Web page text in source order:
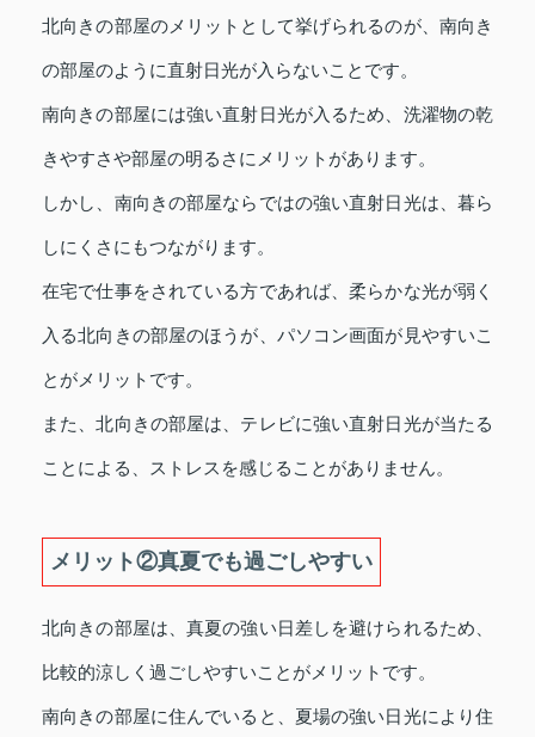
北向きの部屋のメリットとして挙げられるのが、南向き
の部屋のように直射日光が入らないことです。
南向きの部屋には強い直射日光が入るため、洗濯物の乾
きやすさや部屋の明るさにメリットがあります。
しかし、南向きの部屋ならではの強い直射日光は、暮ら
しにくさにもつながります。
在宅で仕事をされている方であれば、柔らかな光が弱く
入る北向きの部屋のほうが、パソコン画面が見やすいこ
とがメリットです。
また、北向きの部屋は、テレビに強い直射日光が当たる
ことによる、ストレスを感じることがありません。
メリット②真夏でも過ごしやすい
北向きの部屋は、真夏の強い日差しを避けられるため、
比較的涼しく過ごしやすいことがメリットです。
南向きの部屋に住んでいると、夏場の強い日光により住